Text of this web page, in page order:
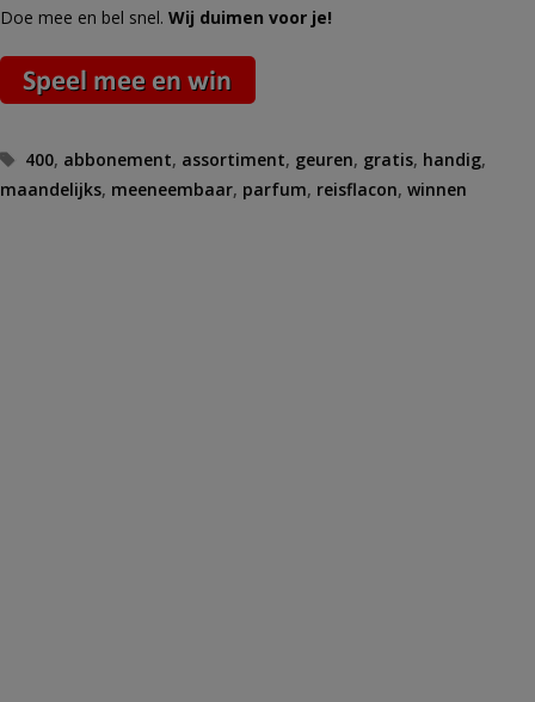
Doe mee en bel snel. Wij duimen voor je!
Tags
400, abbonement, assortiment, geuren, gratis, handig,
maandelijks, meeneembaar, parfum, reisflacon, winnen